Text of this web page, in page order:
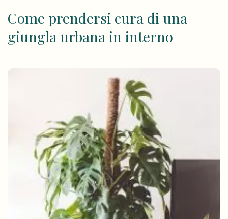
Come prendersi cura di una
giungla urbana in interno